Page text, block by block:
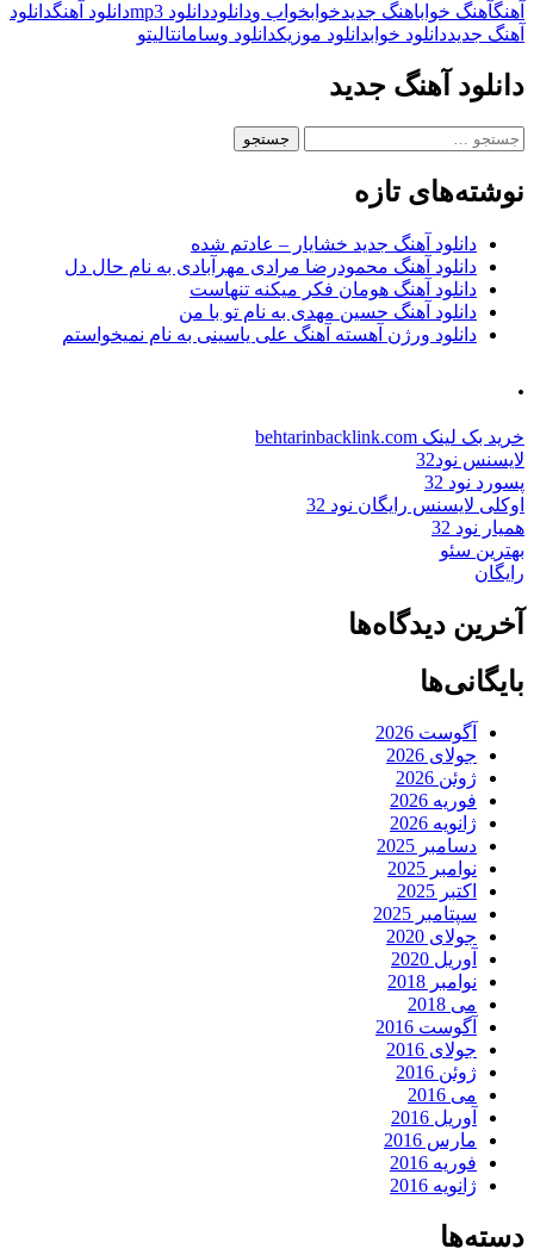
آهنگآهنگ خواباهنگ جدیدخوابخواب ودانلوددانلود mp3 دانلود آهنگدانلود
آهنگ جدیددانلود خوابدانلود موزیکدانلود وسامانتالیتو
دانلود آهنگ جدید
جستجو
نوشته‌های تازه
دانلود آهنگ جدید خشایار – عادتم شده
دانلود آهنگ محمودرضا مرادی مهرآبادی به نام حال دل
دانلود آهنگ هومان فکر میکنه تنهاست
دانلود آهنگ حسین مهدی به نام تو با من
دانلود ورژن آهسته آهنگ علی یاسینی به نام نمیخواستم
.
خرید بک لینک behtarinbacklink.com
لایسنس نود32
پسورد نود 32
اوکلی لایسنس رایگان نود 32
همیار نود 32
بهترین سئو
رایگان
آخرین دیدگاه‌ها
بایگانی‌ها
آگوست 2026
جولای 2026
ژوئن 2026
فوریه 2026
ژانویه 2026
دسامبر 2025
نوامبر 2025
اکتبر 2025
سپتامبر 2025
جولای 2020
آوریل 2020
نوامبر 2018
می 2018
آگوست 2016
جولای 2016
ژوئن 2016
می 2016
آوریل 2016
مارس 2016
فوریه 2016
ژانویه 2016
دسته‌ها